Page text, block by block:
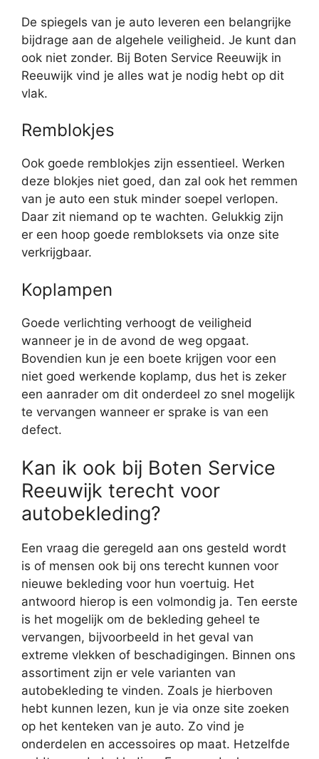
De spiegels van je auto leveren een belangrijke
bijdrage aan de algehele veiligheid. Je kunt dan
ook niet zonder. Bij Boten Service Reeuwijk in
Reeuwijk vind je alles wat je nodig hebt op dit
vlak.
Remblokjes
Ook goede remblokjes zijn essentieel. Werken
deze blokjes niet goed, dan zal ook het remmen
van je auto een stuk minder soepel verlopen.
Daar zit niemand op te wachten. Gelukkig zijn
er een hoop goede rembloksets via onze site
verkrijgbaar.
Koplampen
Goede verlichting verhoogt de veiligheid
wanneer je in de avond de weg opgaat.
Bovendien kun je een boete krijgen voor een
niet goed werkende koplamp, dus het is zeker
een aanrader om dit onderdeel zo snel mogelijk
te vervangen wanneer er sprake is van een
defect.
Kan ik ook bij Boten Service
Reeuwijk terecht voor
autobekleding?
Een vraag die geregeld aan ons gesteld wordt
is of mensen ook bij ons terecht kunnen voor
nieuwe bekleding voor hun voertuig. Het
antwoord hierop is een volmondig ja. Ten eerste
is het mogelijk om de bekleding geheel te
vervangen, bijvoorbeeld in het geval van
extreme vlekken of beschadigingen. Binnen ons
assortiment zijn er vele varianten van
autobekleding te vinden. Zoals je hierboven
hebt kunnen lezen, kun je via onze site zoeken
op het kenteken van je auto. Zo vind je
onderdelen en accessoires op maat. Hetzelfde